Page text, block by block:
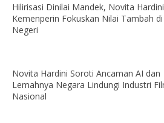
Hilirisasi Dinilai Mandek, Novita
Kemenperin Fokuskan Nilai Tambah
Negeri
Novita Hardini Soroti Ancaman AI dan
Lemahnya Negara Lindungi Industri
Nasional